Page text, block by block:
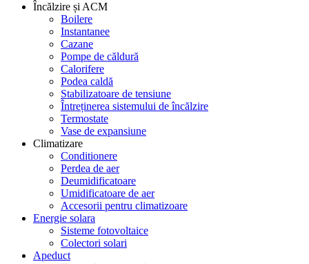
Încălzire și ACM
Boilere
Instantanee
Cazane
Pompe de căldură
Calorifere
Podea caldă
Stabilizatoare de tensiune
Întreținerea sistemului de încălzire
Termostate
Vase de expansiune
Climatizare
Conditionere
Perdea de aer
Deumidificatoare
Umidificatoare de aer
Accesorii pentru climatizoare
Energie solara
Sisteme fotovoltaice
Colectori solari
Apeduct